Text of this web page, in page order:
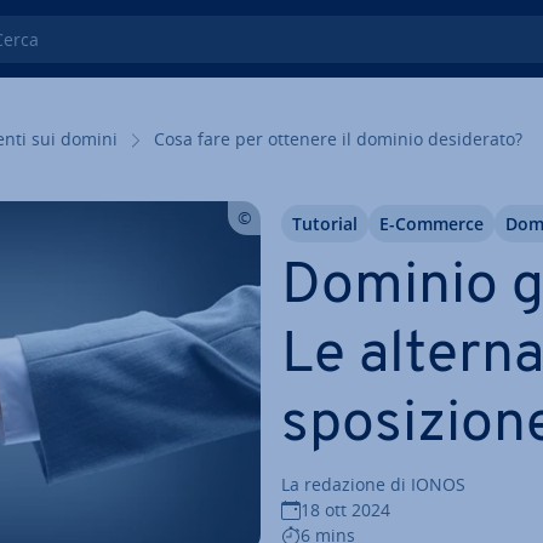
sui domini Cosa fare per ottenere il dominio de­si­de­ra­to?
Dominio
Le
La redazione di IONOS
18 ott 2024
6 mins
Tutorial E-Commerce